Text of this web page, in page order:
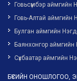
Говьсүмбэр аймгийн
Говь-Алтай аймгийн
Булган аймгийн
Баянхонгор
Сүхбаатар аймгийн
БҮСИЙН ОНОШЛОГОО,